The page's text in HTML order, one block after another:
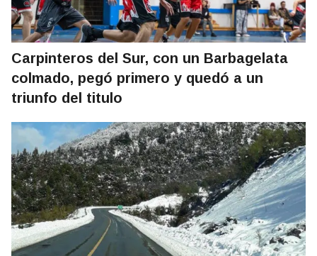
Carpinteros del Sur, con un Barbagelata
colmado, pegó primero y quedó a un
triunfo del titulo